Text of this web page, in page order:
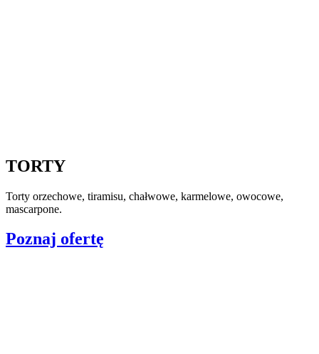
TORTY
Torty orzechowe, tiramisu, chałwowe, karmelowe, owocowe,
mascarpone.
Poznaj ofertę